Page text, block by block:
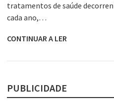
tratamentos de saúde
cada ano,…
CONTINUAR A LER
PUBLICIDADE